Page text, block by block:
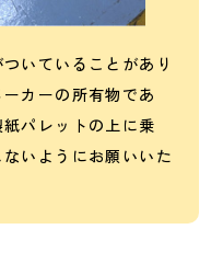
いていることがあり
カーの所有物であ
パレットの上に乗
いようにお願いいた